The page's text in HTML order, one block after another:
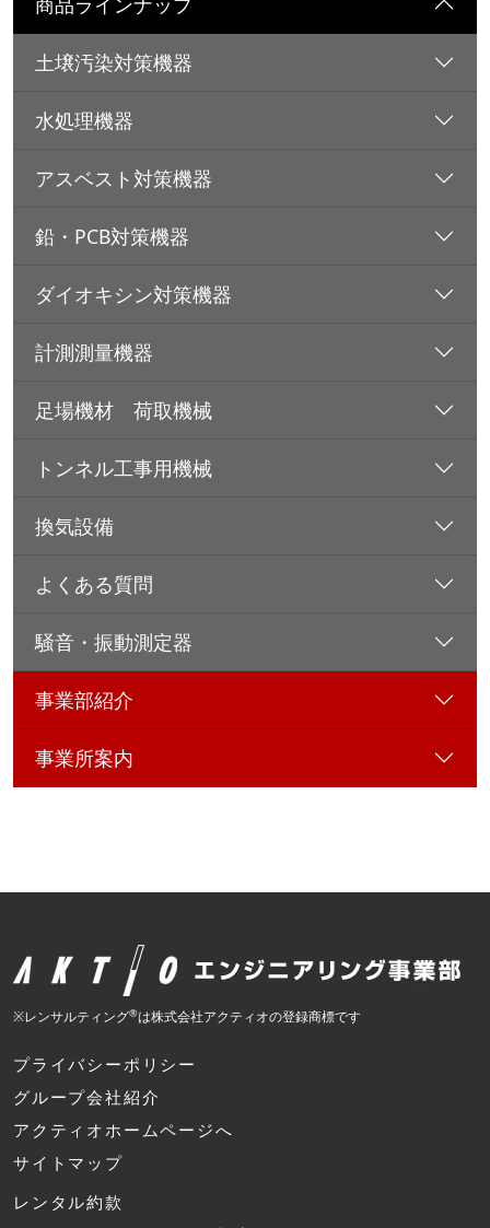
土壌汚染対策機器
水処理機器
アスベスト対策機器
鉛・PCB対策機器
ダイオキシン対策機器
計測測量機器
足場機材 荷取機械
トンネル工事用機械
換気設備
よくある質問
騒音・振動測定器
事業部紹介
事業所案内
※レンサルティング®は株式会社アクティオの登録商標です
プライバシーポリシー
グループ会社紹介
アクティオホームページへ
サイトマップ
レンタル約款